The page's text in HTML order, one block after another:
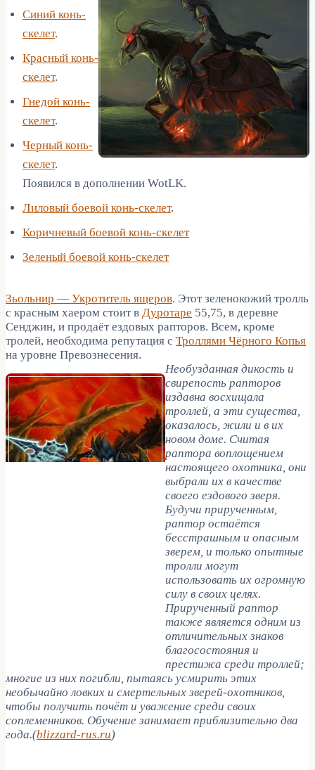
Синий конь-
скелет.
Красный конь-
скелет.
Гнедой конь-
скелет.
Черный конь-
скелет.
Появился в дополнении WotLK.
Лиловый боевой конь-скелет.
Коричневый боевой конь-скелет
Зеленый боевой конь-скелет
Зьольнир — Укротитель ящеров. Этот зеленокожий тролль
с красным хаером стоит в Дуротаре 55,75, в деревне
Сенджин, и продаёт ездовых рапторов. Всем, кроме
тролей, необходима репутация с Троллями Чёрного Копья
на уровне Превознесения.
Необузданная дикость и
свирепость рапторов
издавна восхищала
троллей, а эти существа,
оказалось, жили и в их
новом доме. Считая
раптора воплощением
настоящего охотника, они
выбрали их в качестве
своего ездового зверя.
Будучи прирученным,
раптор остаётся
бесстрашным и опасным
зверем, и только опытные
тролли могут
использовать их огромную
силу в своих целях.
Прирученный раптор
также является одним из
отличительных знаков
благосостояния и
престижа среди троллей;
многие из них погибли, пытаясь усмирить этих
необычайно ловких и смертельных зверей-охотников,
чтобы получить почёт и уважение среди своих
соплеменников. Обучение занимает приблизительно два
года.(blizzard-rus.ru)